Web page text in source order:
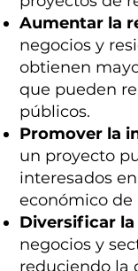
Aumentar la
negocios y
obtienen
que pueden
públicos.
Promover la
un proyecto
interesados
económico de
Diversificar
negocios y
reduciendo la